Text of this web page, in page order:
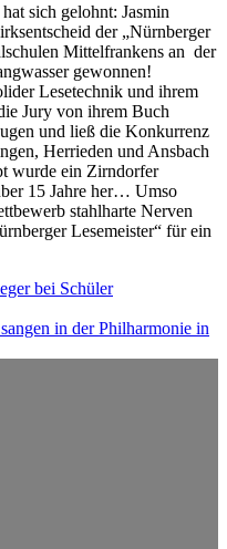
sich gelohnt: Jasmin
der „Nürnberger
Mittelfrankens an der
gewonnen!
Lesetechnik und ihrem
Jury von ihrem Buch
und ließ die Konkurrenz
Herrieden und Ansbach
wurde ein Zirndorfer
15 Jahre her… Umso
stahlharte Nerven
Lesemeister“ für ein
bei Schüler
in der Philharmonie in